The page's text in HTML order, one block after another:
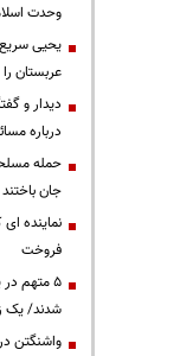
وحدت
یحیی
عربستان
دیدار و
درباره
جان باختند
نماینده
فروخت
۵ متهم
شدند/ یک
واشنگتن